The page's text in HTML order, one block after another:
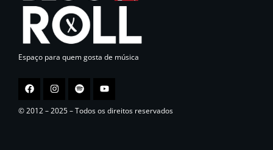
Espaço para quem gosta de música
© 2012 – 2025 – Todos os direitos reservados